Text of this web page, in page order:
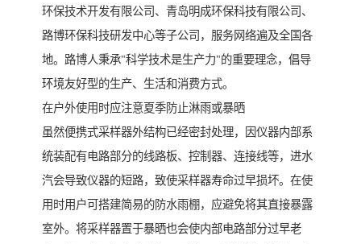
环保技术开发有限公司、青岛明成环保科技有限公司、
路博环保科技研发中心等子公司，服务网络遍及全国各
地。路博人秉承"科学技术是生产力"的重要理念，倡导
环境友好型的生产、生活和消费方式。
在户外使用时应注意夏季防止淋雨或暴晒
虽然便携式采样器外结构已经密封处理，因仪器内部系
统装配有电路部分的线路板、控制器、连接线等，进水
汽会导致仪器的短路，致使采样器寿命过早损坏。在使
用时用户可搭建简易的防水雨棚，应避免将其直接暴露
室外。将采样器置于暴晒也会使内部电路部分过早老